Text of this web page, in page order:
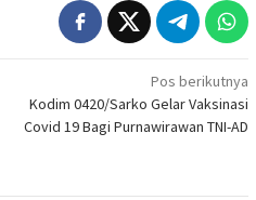
Pos berikutnya
Kodim 0420/Sarko Gelar Vaksinasi
Covid 19 Bagi Purnawirawan TNI-AD